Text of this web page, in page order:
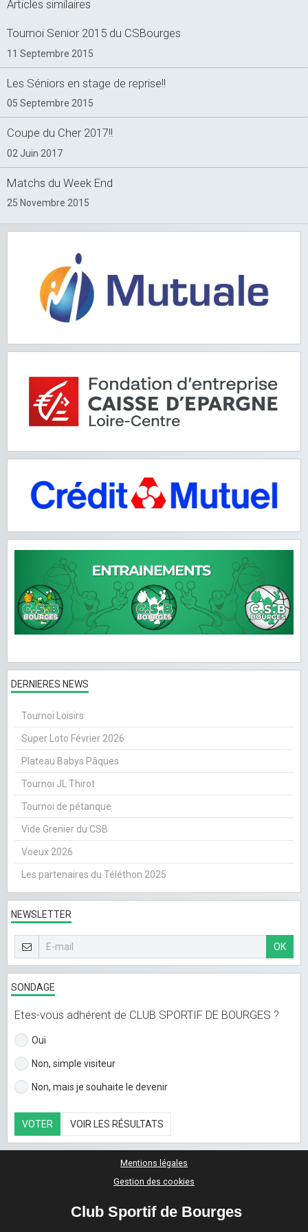
Articles similaires
Tournoi Senior 2015 du CSBourges
11 Septembre 2015
Les Séniors en stage de reprise!!
05 Septembre 2015
Coupe du Cher 2017!!
02 Juin 2017
Matchs du Week End
25 Novembre 2015
DERNIERES NEWS
Tournoi Loisirs
Super Loto Février 2026
Plateau Babys Pâques
Tournoi JL Thirot
Tournoi de pétanque
Vide Grenier du CSB
Voeux 2026
Les partenaires du Téléthon 2025
NEWSLETTER
OK
SONDAGE
Etes-vous adhérent de CLUB SPORTIF DE BOURGES ?
Oui
Non, simple visiteur
Non, mais je souhaite le devenir
VOTER VOIR LES RÉSULTATS
Mentions légales
Gestion des cookies
Club Sportif de Bourges